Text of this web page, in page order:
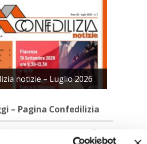
notizie – Luglio 2026
– Pagina Confedilizia